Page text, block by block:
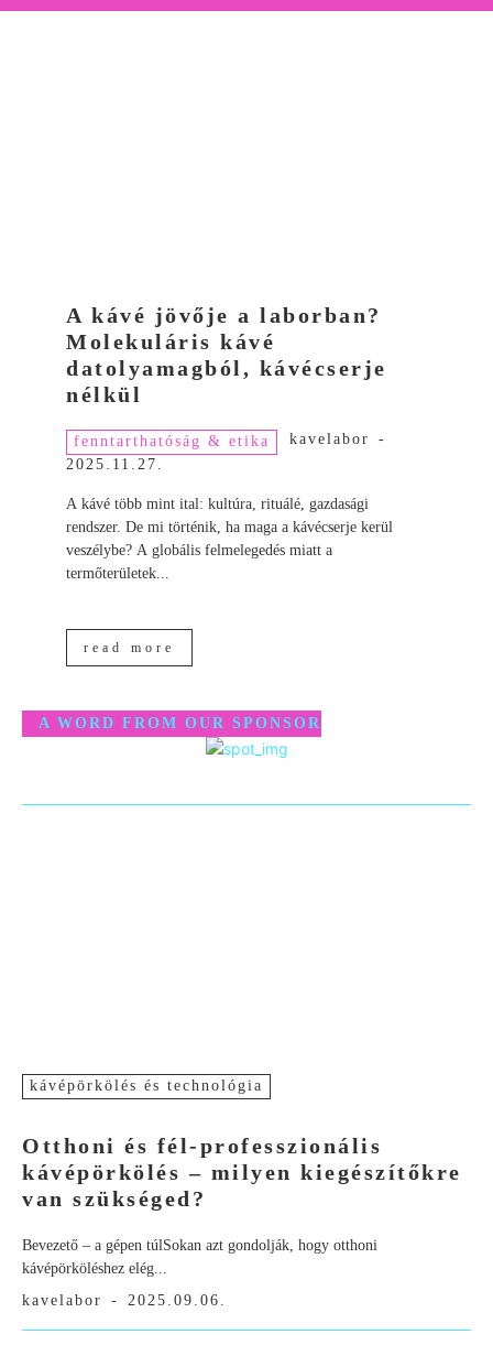
A kávé jövője a laborban?
Molekuláris kávé
datolyamagból, kávécserje
nélkül
fenntarthatóság & etika kavelabor
-
2025.11.27.
A kávé több mint ital: kultúra, rituálé, gazdasági
rendszer. De mi történik, ha maga a kávécserje kerül
veszélybe? A globális felmelegedés miatt a
termőterületek...
read more
A WORD FROM OUR SPONSOR
kávépörkölés és technológia
Otthoni és fél-professzionális
kávépörkölés – milyen kiegészítőkre
van szükséged?
Bevezető – a gépen túlSokan azt gondolják, hogy otthoni
kávépörköléshez elég...
kavelabor
- 2025.09.06.